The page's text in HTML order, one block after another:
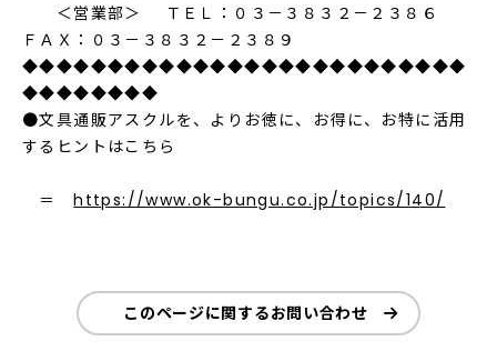
＜営業部＞ ＴＥＬ：０３－３８３２－２３８６
ＦＡＸ：０３－３８３２－２３８９
◆◆◆◆◆◆◆◆◆◆◆◆◆◆◆◆◆◆◆◆◆◆◆◆◆◆
◆◆◆◆◆◆◆◆
●文具通販アスクルを、よりお徳に、お得に、お特に活用
するヒントはこちら
＝https://www.ok-bungu.co.jp/topics/140/
このページに関するお問い合わせ